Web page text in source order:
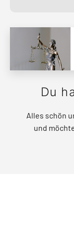
Du
Alles schön
und